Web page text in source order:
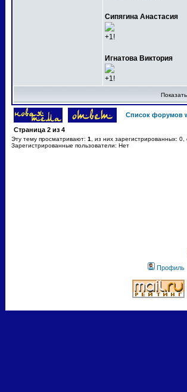
Сипягина Анастасия
+1!
Игнатова Виктория
+1!
Список форумов
Страница 2 из 4
Эту тему просматривают: 1
, из них зарегистрированных:
Зарегистрированные пользователи: Нет
Профиль